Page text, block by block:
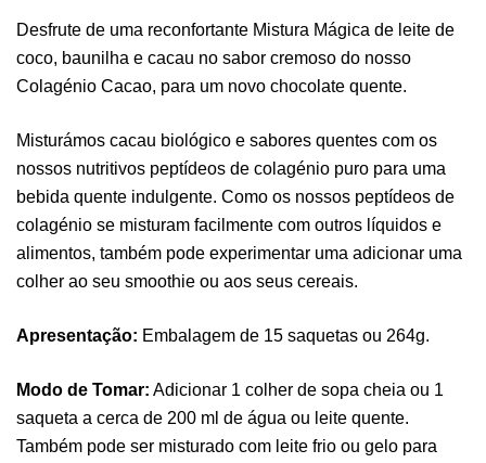
Desfrute de uma reconfortante Mistura Mágica de leite de
coco, baunilha e cacau no sabor cremoso do nosso
Colagénio Cacao, para um novo chocolate quente.
Misturámos cacau biológico e sabores quentes com os
nossos nutritivos peptídeos de colagénio puro para uma
bebida quente indulgente. Como os nossos peptídeos de
colagénio se misturam facilmente com outros líquidos e
alimentos, também pode experimentar uma adicionar uma
colher ao seu smoothie ou aos seus cereais.
Apresentação: Embalagem de 15 saquetas ou 264g.
Modo de Tomar: Adicionar 1 colher de sopa cheia ou 1
saqueta a cerca de 200 ml de água ou leite quente.
Também pode ser misturado com leite frio ou gelo para